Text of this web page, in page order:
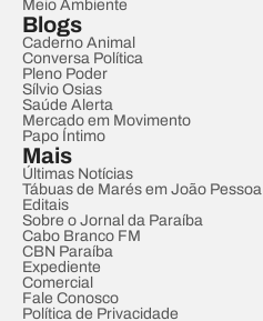
Meio Ambiente
Blogs
Caderno Animal
Conversa Política
Pleno Poder
Sílvio Osias
Saúde Alerta
Mercado em Movimento
Papo Íntimo
Mais
Últimas Notícias
Tábuas de Marés em João Pessoa
Editais
Sobre o Jornal da Paraíba
Cabo Branco FM
CBN Paraíba
Expediente
Comercial
Fale Conosco
Política de Privacidade